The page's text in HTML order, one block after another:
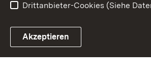
Drittanbieter-Cookies (Siehe
Akzeptieren